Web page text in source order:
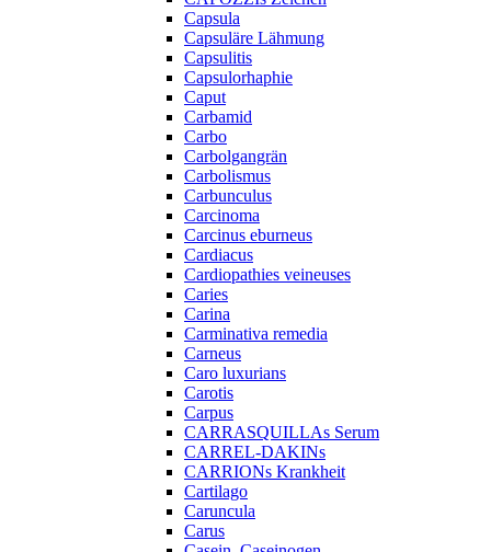
Capsula
Capsuläre Lähmung
Capsulitis
Capsulorhaphie
Caput
Carbamid
Carbo
Carbolgangrän
Carbolismus
Carbunculus
Carcinoma
Carcinus eburneus
Cardiacus
Cardiopathies veineuses
Caries
Carina
Carminativa remedia
Carneus
Caro luxurians
Carotis
Carpus
CARRASQUILLAs Serum
CARREL-DAKINs
CARRIONs Krankheit
Cartilago
Caruncula
Carus